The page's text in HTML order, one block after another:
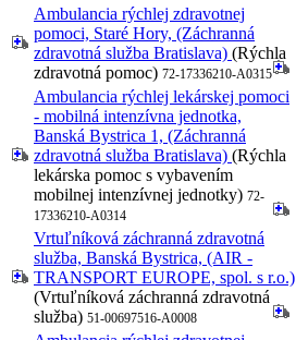
Ambulancia rýchlej zdravotnej
pomoci, Staré Hory, (Záchranná
zdravotná služba Bratislava) (Rýchla
zdravotná pomoc) 72-17336210-A0315
Ambulancia rýchlej lekárskej pomoci
- mobilná intenzívna jednotka,
Banská Bystrica 1, (Záchranná
zdravotná služba Bratislava) (Rýchla
lekárska pomoc s vybavením
mobilnej intenzívnej jednotky) 72-
17336210-A0314
Vrtuľníková záchranná zdravotná
služba, Banská Bystrica, (AIR -
TRANSPORT EUROPE, spol. s r.o.)
(Vrtuľníková záchranná zdravotná
služba) 51-00697516-A0008